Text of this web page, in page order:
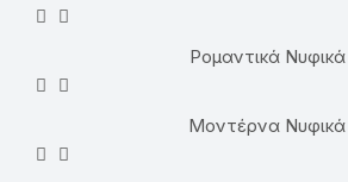
Ρομαντικά Νυφικά
Μοντέρνα Νυφικά